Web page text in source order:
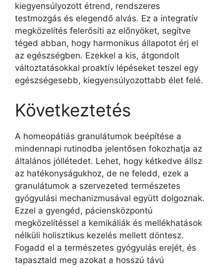
kiegyensúlyozott étrend, rendszeres
testmozgás és elegendő alvás. Ez a integratív
megközelítés felerősíti az előnyöket, segítve
téged abban, hogy harmonikus állapotot érj el
az egészségben. Ezekkel a kis, átgondolt
változtatásokkal proaktív lépéseket teszel egy
egészségesebb, kiegyensúlyozottabb élet felé.
Következtetés
A homeopátiás granulátumok beépítése a
mindennapi rutinodba jelentősen fokozhatja az
általános jóllétedet. Lehet, hogy kétkedve állsz
az hatékonyságukhoz, de ne feledd, ezek a
granulátumok a szervezeted természetes
gyógyulási mechanizmusával együtt dolgoznak.
Ezzel a gyengéd, páciensközpontú
megközelítéssel a kemikáliák és mellékhatások
nélküli holisztikus kezelés mellett döntesz.
Fogadd el a természetes gyógyulás erejét, és
tapasztald meg azokat a hosszú távú